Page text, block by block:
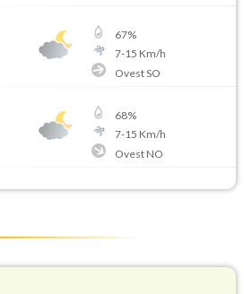
67%
7-15 Km/h
Ovest SO
68%
7-15 Km/h
Ovest NO